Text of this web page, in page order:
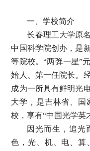
一、学校简介
长春理工大学原
中国科学院创办，是
等院校。“两弹一星”
始人、第一任院长。
成为一所具有鲜明光
大学，是吉林省、国
校，享有“中国光学英
因光而生，追光
色，光、机、电、算